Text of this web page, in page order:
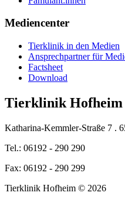
Mediencenter
Tierklinik in den Medien
Ansprechpartner für
Factsheet
Download
Tierklinik Hofheim
Katharina-Kemmler-Straße 7 .
Tel.: 06192 - 290 290
Fax: 06192 - 290 299
Tierklinik Hofheim © 2026